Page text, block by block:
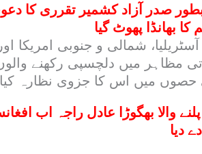
صدر آزاد کشمیر تقرری کا
بھانڈا پھوٹ گیا
شمالی و جنوبی امریکا
مظاہر میں دلچسپی رکھنے
حصوں میں اس کا جزوی نظارہ کیا
والا بھگوڑا عادل راجہ اب
دیا